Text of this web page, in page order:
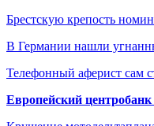
Брестскую крепость
В Германии нашли
Телефонный аферист сам
Европейский